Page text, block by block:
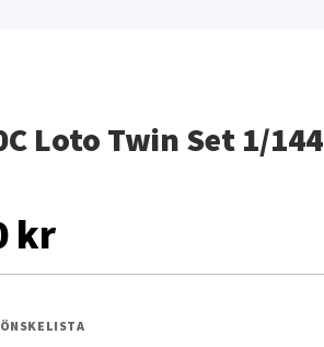
Loto Twin Set 1/144
kr